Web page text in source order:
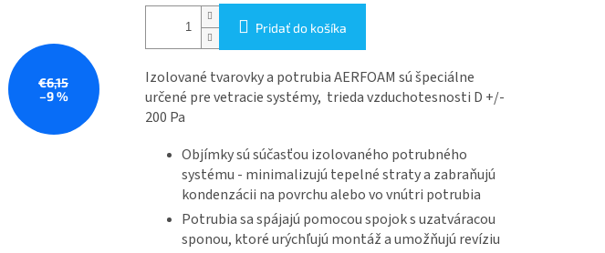
€6,15
–9 %
Pridať do košíka
Izolované tvarovky a potrubia AERFOAM sú špeciálne
určené pre vetracie systémy, trieda vzduchotesnosti D +/-
200 Pa
Objímky sú súčasťou izolovaného potrubného
systému - minimalizujú tepelné straty a zabraňujú
kondenzácii na povrchu alebo vo vnútri potrubia
Potrubia sa spájajú pomocou spojok s uzatváracou
sponou, ktoré urýchľujú montáž a umožňujú revíziu